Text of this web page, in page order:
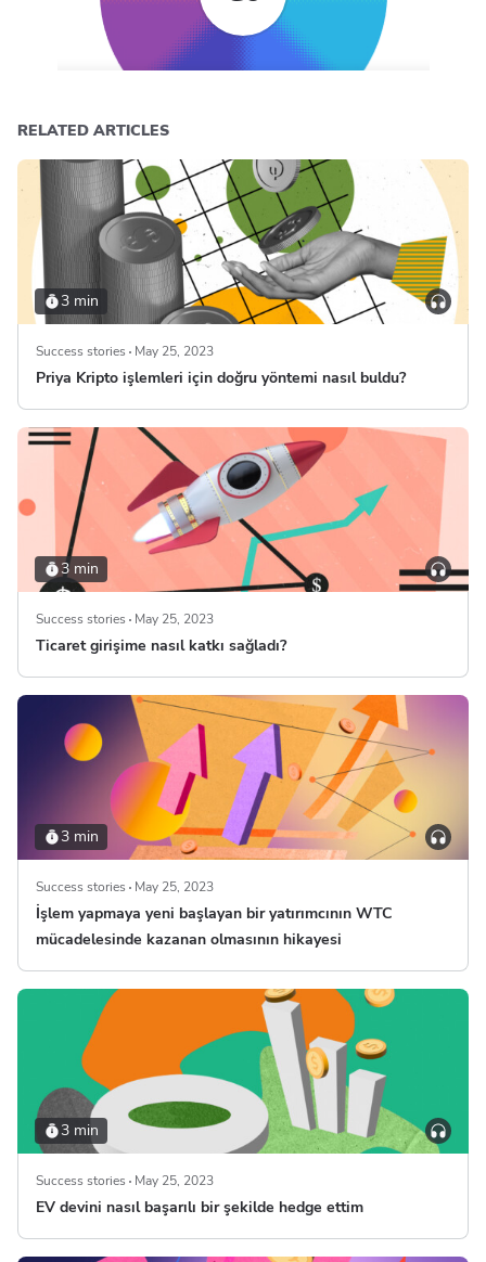
RELATED ARTICLES
3 min
Success stories May 25, 2023
Priya Kripto işlemleri için doğru yöntemi nasıl buldu?
3 min
Success stories May 25, 2023
Ticaret girişime nasıl katkı sağladı?
3 min
Success stories May 25, 2023
İşlem yapmaya yeni başlayan bir yatırımcının WTC
mücadelesinde kazanan olmasının hikayesi
3 min
Success stories May 25, 2023
EV devini nasıl başarılı bir şekilde hedge ettim